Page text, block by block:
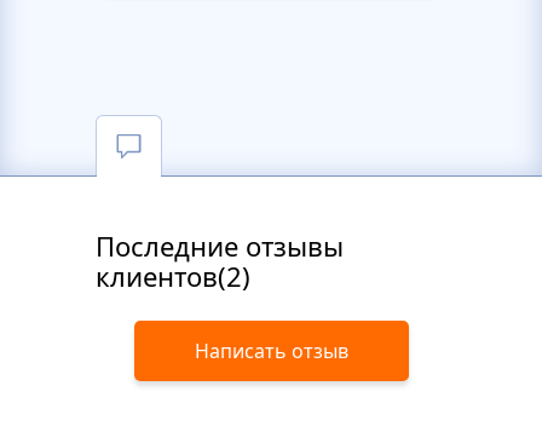
Последние отзывы
клиентов(2)
Написать отзыв